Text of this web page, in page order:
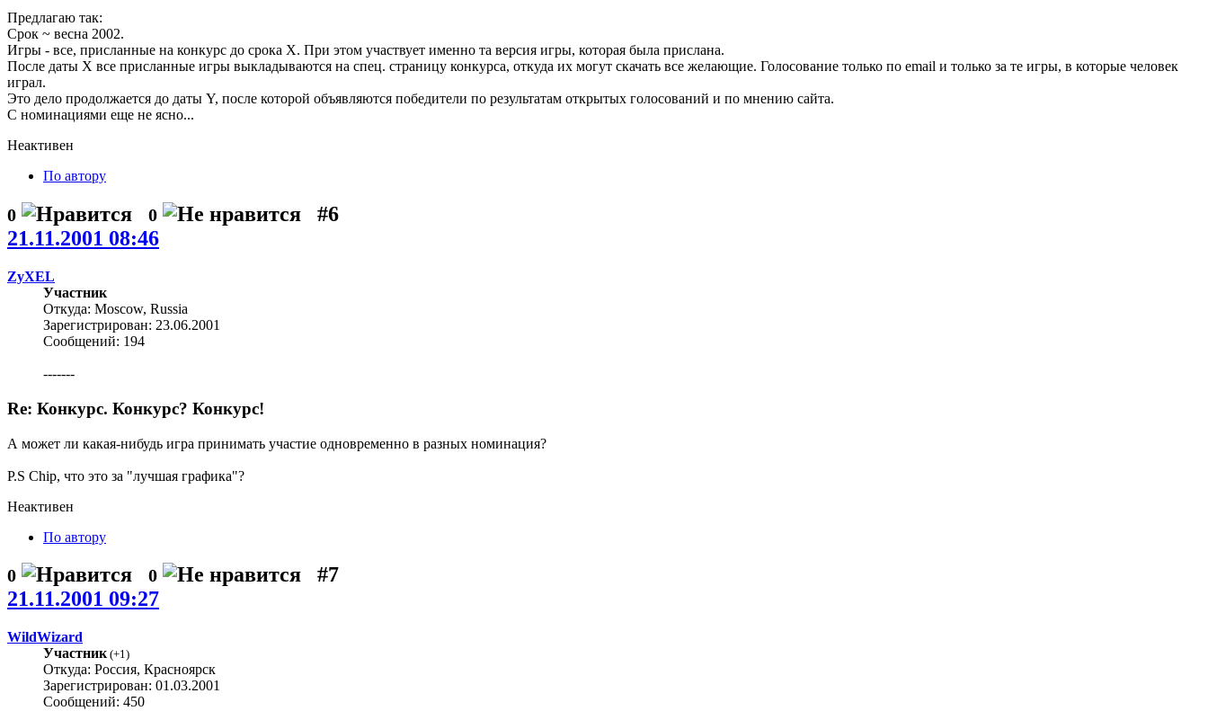
Предлагаю так:
Срок ~ весна 2002.
Игры - все, присланные на конкурс до срока X. При этом участвует именно та версия игры, которая была прислана.
После даты X все присланные игры выкладываются на спец. страницу конкурса, откуда их могут скачать все желающие. Голосование только по email и только за те игры, в которые человек
играл.
Это дело продолжается до даты Y, после которой объявляются победители по результатам открытых голосований и по мнению сайта.
С номинациями еще не ясно...
Неактивен
По автору
0 0
#6
21.11.2001 08:46
ZyXEL
Участник
Откуда: Moscow, Russia
Зарегистрирован: 23.06.2001
Сообщений: 194
-------
Re: Конкурс. Конкурс? Конкурс!
А может ли какая-нибудь игра принимать участие одновременно в разных номинация?
P.S Chip, что это за "лучшая графика"?
Неактивен
По автору
0 0
#7
21.11.2001 09:27
WildWizard
Участник(+1)
Откуда: Россия, Красноярск
Зарегистрирован: 01.03.2001
Сообщений: 450